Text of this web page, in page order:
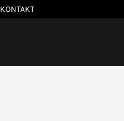
KONTAKT